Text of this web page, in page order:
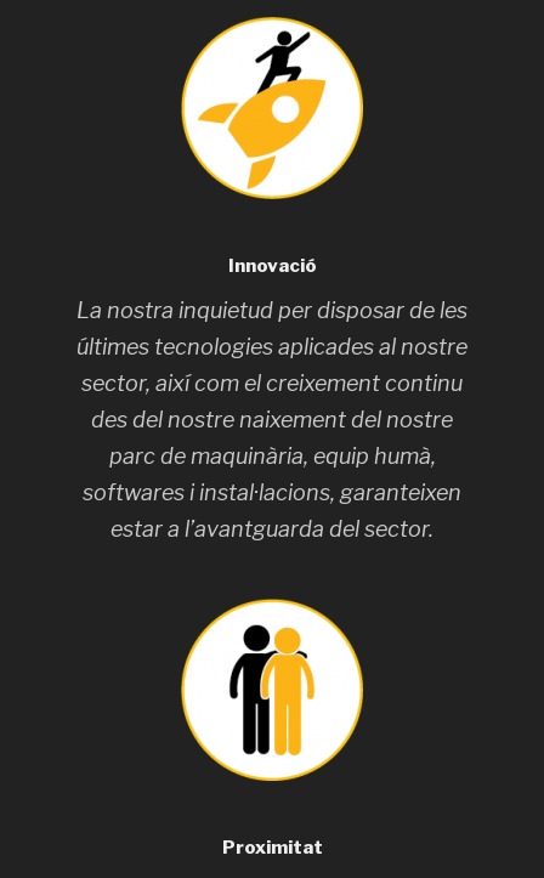
Innovació
La nostra inquietud per disposar de les
últimes tecnologies aplicades al nostre
sector, així com el creixement continu
des del nostre naixement del nostre
parc de maquinària, equip humà,
softwares i instal·lacions, garanteixen
estar a l’avantguarda del sector.
Proximitat